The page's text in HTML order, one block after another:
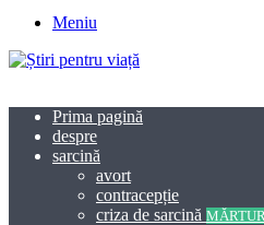
Meniu
Prima pagină
despre
sarcină
avort
contracepție
criza de sarcină